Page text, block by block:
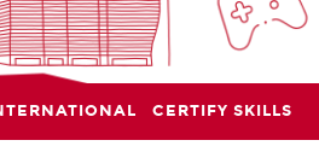
CERTIFY SKILLS